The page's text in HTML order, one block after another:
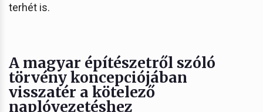
terhét is.
A magyar építészetről szóló
törvény koncepciójában
visszatér a kötelező
naplóvezetéshez